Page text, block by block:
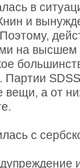
в
и
на
вещи, а от
с